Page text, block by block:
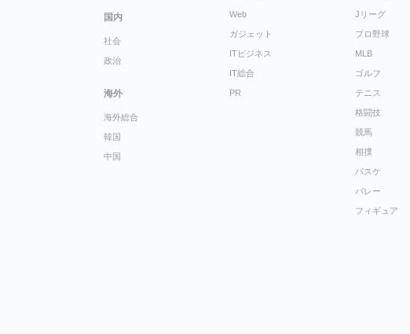
国内
社会
政治
海外
海外総合
韓国
中国
Web
ガジェット
ITビジネス
IT総合
PR
Jリーグ
プロ野球
MLB
ゴルフ
テニス
格闘技
競馬
相撲
バスケ
バレー
フィギュア